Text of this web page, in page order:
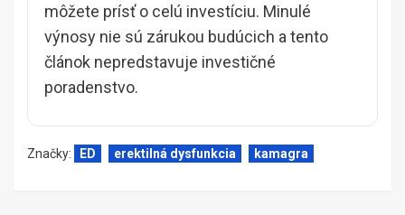
môžete prísť o celú investíciu. Minulé
výnosy nie sú zárukou budúcich a tento
článok nepredstavuje investičné
poradenstvo.
Značky: ED erektilná dysfunkcia kamagra